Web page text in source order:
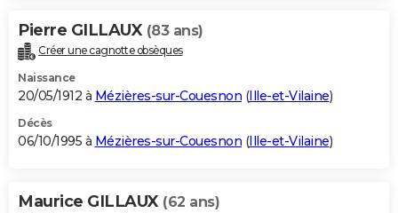
Pierre GILLAUX (83 ans)
Créer une cagnotte obsèques
Naissance
20/05/1912 à Mézières-sur-Couesnon (Ille-et-Vilaine)
Décès
06/10/1995 à Mézières-sur-Couesnon (Ille-et-Vilaine)
Maurice GILLAUX (62 ans)